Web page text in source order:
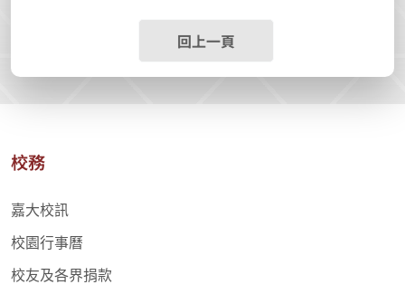
回上一頁
校務
嘉大校訊
校園行事曆
校友及各界捐款